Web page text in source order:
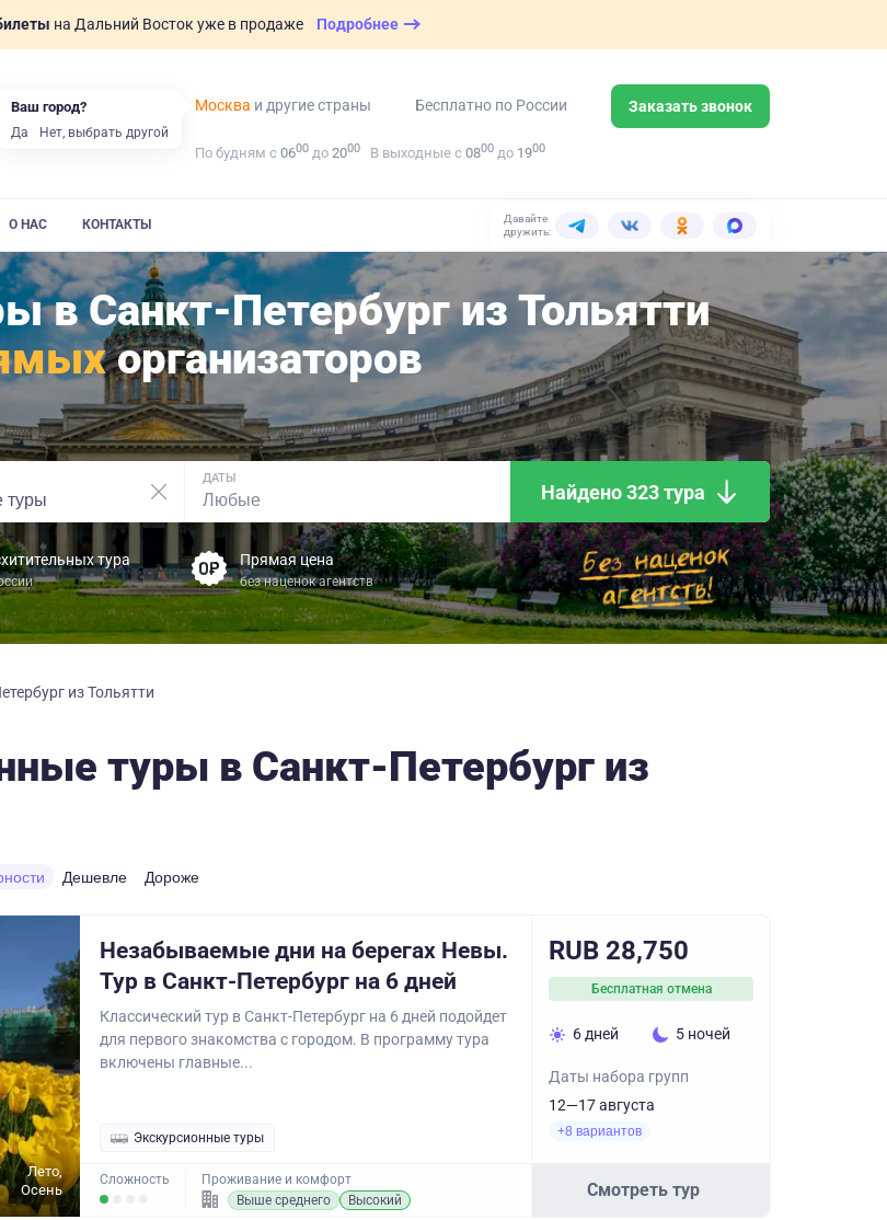
на Дальний Восток уже в продаже Подробнее
Москва и другие страны Бесплатно по России Заказать звонок
По будням с 0600 до 2000 В выходные с 0800 до 1900
О НАС КОНТАКТЫ
Давайте
дружить:
в Санкт-Петербург из Тольятти
организаторов
ДАТЫ
Найдено 323 тура
тура Прямая цена
без наценок агентств
из Тольятти
туры в Санкт-Петербург из
Дешевле Дороже
Лето,
Осень
Незабываемые дни на берегах Невы.
Тур в Санкт-Петербург на 6 дней
Классический тур в Санкт-Петербург на 6 дней подойдет
для первого знакомства с городом. В программу тура
включены главные...
Экскурсионные туры
Сложность
Проживание и комфорт
Выше среднего
Высокий
RUB 28,750
Бесплатная отмена
6 дней 5 ночей
Даты набора групп
12—17 августа
+8 вариантов
Смотреть тур
Ваш город?
Да Нет, выбрать другой